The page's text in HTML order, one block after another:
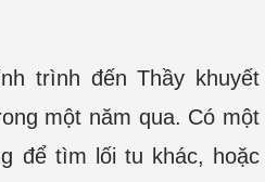
trình đến Thầy khuyết
một năm qua. Có một
để tìm lối tu khác, hoặc